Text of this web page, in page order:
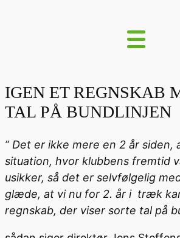
IGEN ET REGNSKAB
TAL PÅ BUNDLINJEN
” Det er ikke mere en 2 år siden,
situation, hvor klubbens fremtid
usikker, så det er selvfølgelig
glæde, at vi nu for 2. år i træk
regnskab, der viser sorte tal på